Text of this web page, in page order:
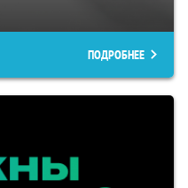
ПОДРОБНЕЕ